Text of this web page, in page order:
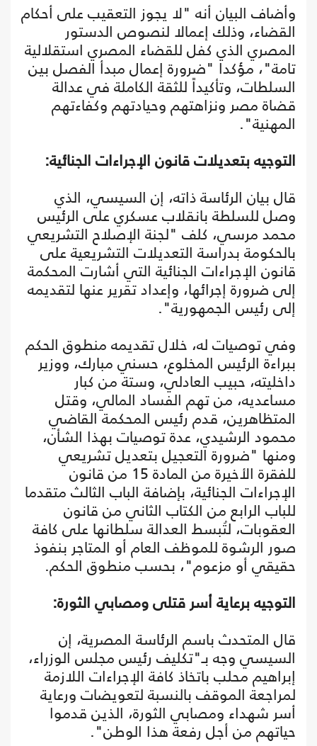
وأضاف البيان أنه "لا يجوز التعقيب على أحكام
القضاء، وذلك إعمالا لنصوص الدستور
المصري الذي كفل للقضاء المصري استقلالية
تامة"، مؤكدا "ضرورة إعمال مبدأ الفصل بين
السلطات، وتأكيداً للثقة الكاملة في عدالة
قضاة مصر ونزاهتهم وحيادتهم وكفاءتهم
المهنية".
التوجيه بتعديلات قانون الإجراءات الجنائية:
قال بيان الرئاسة ذاته، إن السيسي، الذي
وصل للسلطة بانقلاب عسكري على الرئيس
محمد مرسي، كلف "لجنة الإصلاح التشريعي
بالحكومة بدراسة التعديلات التشريعية على
قانون الإجراءات الجنائية التي أشارت المحكمة
إلى ضرورة إجرائها، وإعداد تقرير عنها لتقديمه
إلى رئيس الجمهورية".
وفي توصيات له، خلال تقديمه منطوق الحكم
ببراءة الرئيس المخلوع، حسني مبارك، ووزير
داخليته، حبيب العادلي، وستة من كبار
مساعديه، من تهم الفساد المالي، وقتل
المتظاهرين، قدم رئيس المحكمة القاضي
محمود الرشيدي، عدة توصيات بهذا الشأن،
ومنها "ضرورة التعجيل بتعديل تشريعي
للفقرة الأخيرة من المادة 15 من قانون
الإجراءات الجنائية، بإضافة الباب الثالث متقدما
للباب الرابع من الكتاب الثاني من قانون
العقوبات، لتُبسط العدالة سلطانها على كافة
صور الرشوة للموظف العام أو المتاجر بنفوذ
حقيقي أو مزعوم"، بحسب منطوق الحكم.
التوجيه برعاية أسر قتلى ومصابي الثورة:
قال المتحدث باسم الرئاسة المصرية، إن
السيسي وجه بـ"تكليف رئيس مجلس الوزراء،
إبراهيم محلب باتخاذ كافة الإجراءات اللازمة
لمراجعة الموقف بالنسبة لتعويضات ورعاية
أسر شهداء ومصابي الثورة، الذين قدموا
حياتهم من أجل رفعة هذا الوطن".